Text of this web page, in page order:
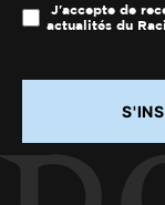
J'accepte de
actualités du